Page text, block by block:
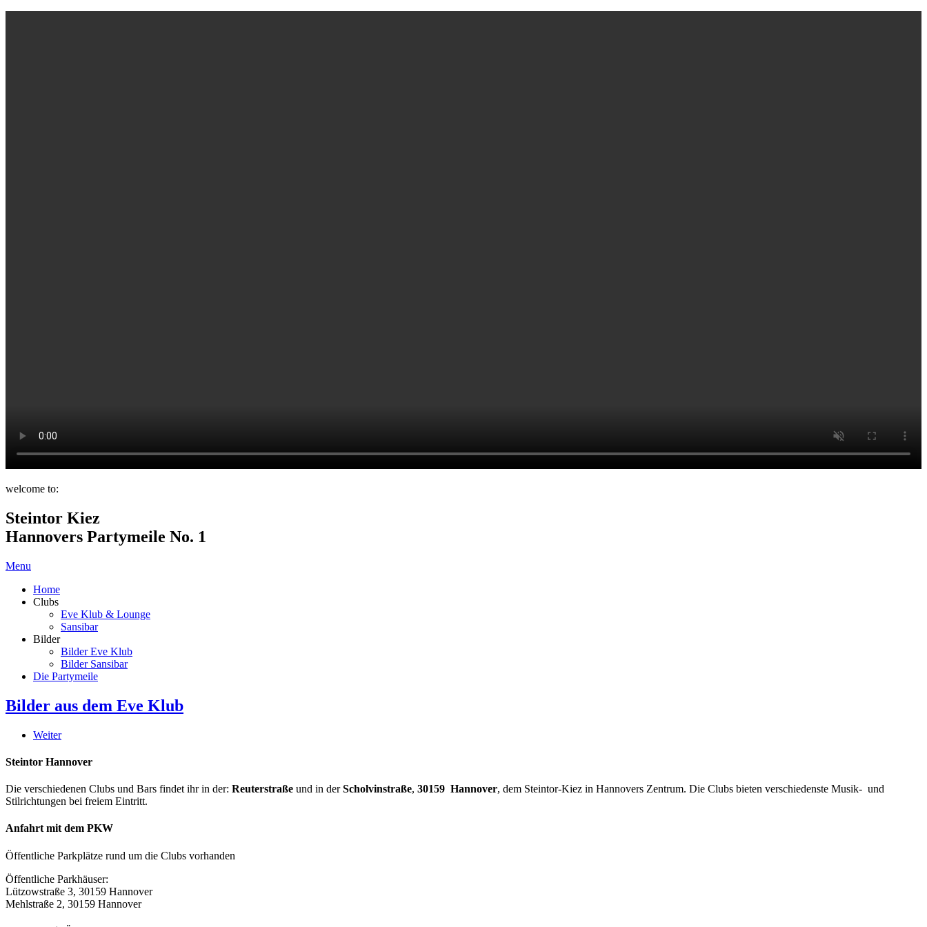
welcome to:
Steintor Kiez
Hannovers Partymeile No. 1
Menu
Home
Clubs
Eve Klub & Lounge
Sansibar
Bilder
Bilder Eve Klub
Bilder Sansibar
Die Partymeile
Bilder aus dem Eve Klub
Weiter
Steintor Hannover
Die verschiedenen Clubs und Bars findet ihr in der: Reuterstraße und in derScholvinstraße, 30159 Hannover, dem Steintor-Kiez in Hannovers Zentrum. Die Clubs bieten verschiedenste Musik- und
Stilrichtungen bei freiem Eintritt.
Anfahrt mit dem PKW
Öffentliche Parkplätze rund um die Clubs vorhanden
Öffentliche Parkhäuser:
Lützowstraße 3, 30159 Hannover
Mehlstraße 2, 30159 Hannover